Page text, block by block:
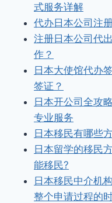
式服务详解
代办日本公司注
注册日本公司代
作？
日本大使馆代办
签证？
日本开公司全攻
专业服务
日本移民有哪些
日本留学的移民
能移民?
日本移民中介机
整个申请过程的